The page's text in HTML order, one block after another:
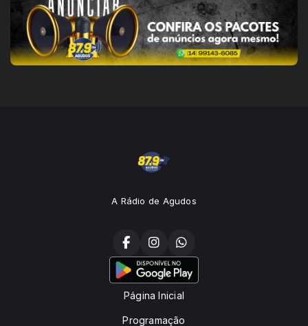
A Rádio de Agudos
Página Inicial
Programação